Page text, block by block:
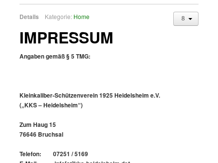
Details Kategorie: Home
IMPRESSUM
Angaben gemäß § 5 TMG:
Kleinkaliber-Schützenverein 1925 Heidelsheim e.V.
(„KKS – Heidelsheim“)
Zum Haug 15
76646 Bruchsal
Telefon: 07251 / 5169